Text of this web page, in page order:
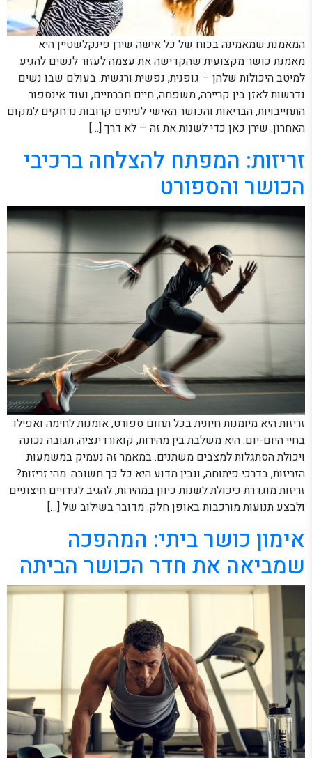
המאמנת שמאמינה בכוח של כל אישה שירן פינקלשטיין היא
מאמנת כושר מקצועית שהקדישה את עצמה לעזור לנשים להגיע
למיטב היכולות שלהן – גופנית, נפשית ורגשית. בעולם שבו נשים
נדרשות לאזן בין קריירה, משפחה, חיים חברתיים, ועוד אינספור
התחייבויות, הבריאות והכושר האישי לעיתים קרובות נדחקים למקום
האחרון. שירן כאן כדי לשנות את זה – לא דרך […]
זריזות: המפתח להצלחה ברכיבי
הכושר והספורט
זריזות היא מיומנות חיונית בכל תחום ספורט, אומנות לחימה ואפילו
בחיי היום-יום. היא משלבת בין מהירות, קואורדינציה, תגובה נכונה
ויכולת הסתגלות למצבים משתנים. במאמר זה נעמיק במשמעות
הזריזות, בדרכי פיתוחה, ונבין מדוע היא כל כך חשובה. מהי זריזות?
זריזות מוגדרת כיכולת לשנות כיוון במהירות, להגיב לגירויים חיצוניים
ולבצע תנועות מורכבות באופן חלק. מדובר בשילוב של […]
אימון כושר ביתי: המהפכה
שמביאה את חדר הכושר הביתה